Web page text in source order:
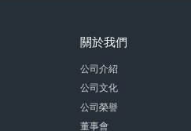
關於我們
公司介紹
公司文化
公司榮譽
董事會